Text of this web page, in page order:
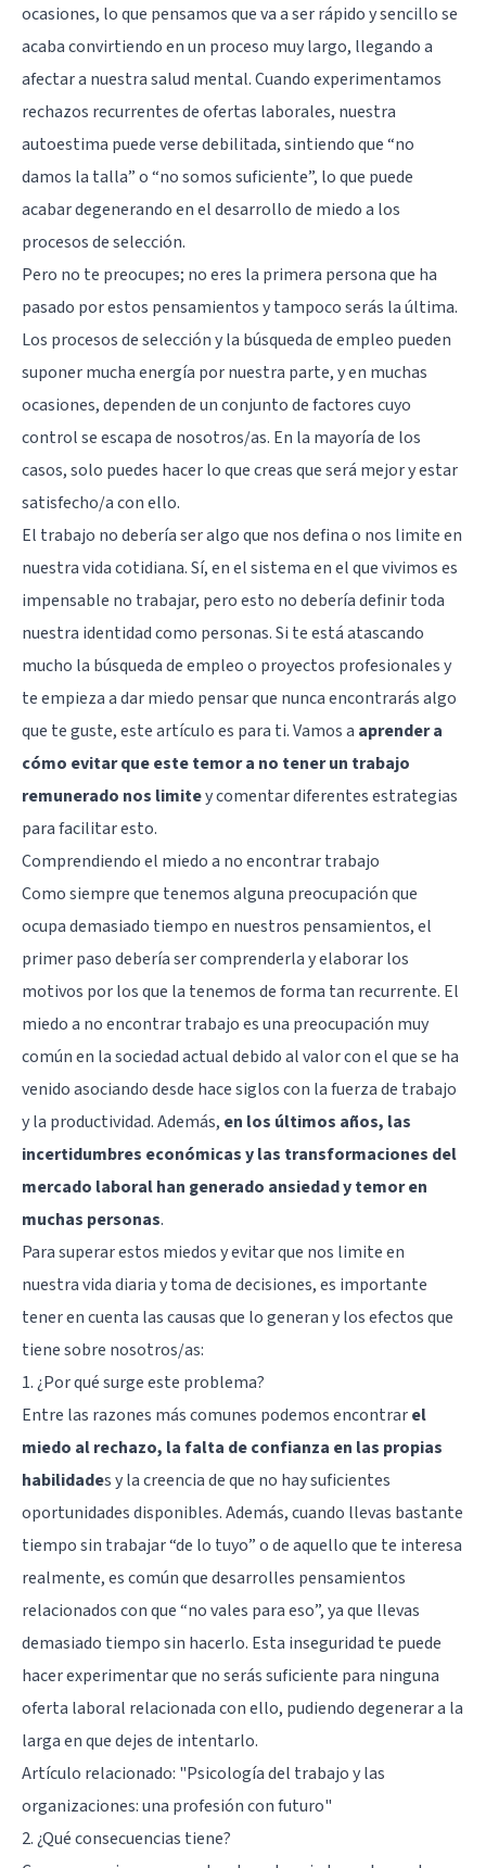
ocasiones, lo que pensamos que va a ser rápido y sencillo se
acaba convirtiendo en un proceso muy largo, llegando a
afectar a nuestra salud mental. Cuando experimentamos
rechazos recurrentes de ofertas laborales, nuestra
autoestima puede verse debilitada, sintiendo que “no
damos la talla” o “no somos suficiente”, lo que puede
acabar degenerando en el desarrollo de miedoa los
procesos de selección.
Pero no te preocupes; no eres la primera persona que ha
pasado por estos pensamientos y tampoco serás la última.
Los procesos de selección y la búsqueda de empleo pueden
suponer mucha energía por nuestra parte, y en muchas
ocasiones, dependen de un conjunto de factores cuyo
control se escapa de nosotros/as. En la mayoría de los
casos, solo puedes hacer lo que creas que será mejor y estar
satisfecho/a con ello.
El trabajo no debería ser algo que nos defina o nos limite en
nuestra vida cotidiana. Sí, en el sistema en el que vivimos es
impensable no trabajar, pero esto no debería definir toda
nuestra identidad como personas. Si te está atascando
mucho la búsqueda de empleo o proyectos profesionales y
te empieza a dar miedo pensar que nunca encontrarás algo
que te guste, este artículo es para ti. Vamos a aprender a
cómo evitar que este temor a no tener un trabajo
remunerado nos limitey comentar diferentes estrategias
para facilitar esto.
Comprendiendo el miedo a no encontrar trabajo
Como siempre que tenemos alguna preocupación que
ocupa demasiado tiempo en nuestros pensamientos, el
primer paso debería ser comprenderla y elaborar los
motivos por los que la tenemos de forma tan recurrente. El
miedo a no encontrar trabajo es una preocupación muy
común en la sociedad actual debido al valor con el que se ha
venido asociando desde hace siglos con la fuerza de trabajo
y la productividad. Además, en los últimos años, las
incertidumbres económicas y las transformaciones del
mercado laboral han generado ansiedad y temor en
muchas personas.
Para superar estos miedos y evitar que nos limite en
nuestra vida diaria y toma de decisiones, es importante
tener en cuenta las causas que lo generan y los efectos que
tiene sobre nosotros/as:
1. ¿Por qué surge este problema?
Entre las razones más comunes podemos encontrarel
miedo al rechazo, la falta de confianza en las propias
habilidades y la creencia de que no hay suficientes
oportunidades disponibles. Además, cuando llevas bastante
tiempo sin trabajar “de lo tuyo” o de aquello que te interesa
realmente, es común que desarrolles pensamientos
relacionados con que “no vales para eso”, ya que llevas
demasiado tiempo sin hacerlo. Esta inseguridad te puede
hacer experimentar que no serás suficiente para ninguna
oferta laboral relacionada con ello, pudiendo degenerar a la
larga en que dejes de intentarlo.
Artículo relacionado: "Psicología del trabajo y las
organizaciones: una profesión con futuro"
2. ¿Qué consecuencias tiene?